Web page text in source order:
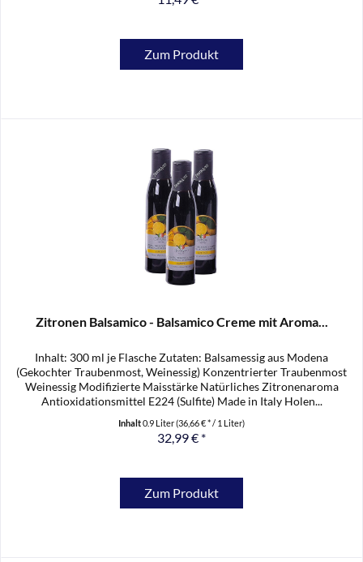
Zum Produkt
Zitronen Balsamico - Balsamico Creme mit Aroma...
Inhalt: 300 ml je Flasche Zutaten: Balsamessig aus Modena
(Gekochter Traubenmost, Weinessig) Konzentrierter Traubenmost
Weinessig Modifizierte Maisstärke Natürliches Zitronenaroma
Antioxidationsmittel E224 (Sulfite) Made in Italy Holen...
Inhalt0.9 Liter(36,66 € * / 1 Liter)
32,99 € *
Zum Produkt